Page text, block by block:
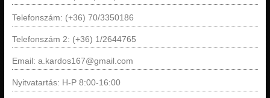
Telefonszám: (+36) 70/3350186
Telefonszám 2: (+36) 1/2644765
Email: a.kardos167@gmail.com
Nyitvatartás: H-P 8:00-16:00